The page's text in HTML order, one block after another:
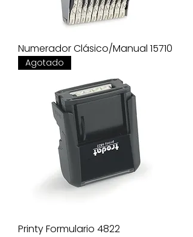
Numerador Clásico/Manual 15710
Agotado
Printy Formulario 4822